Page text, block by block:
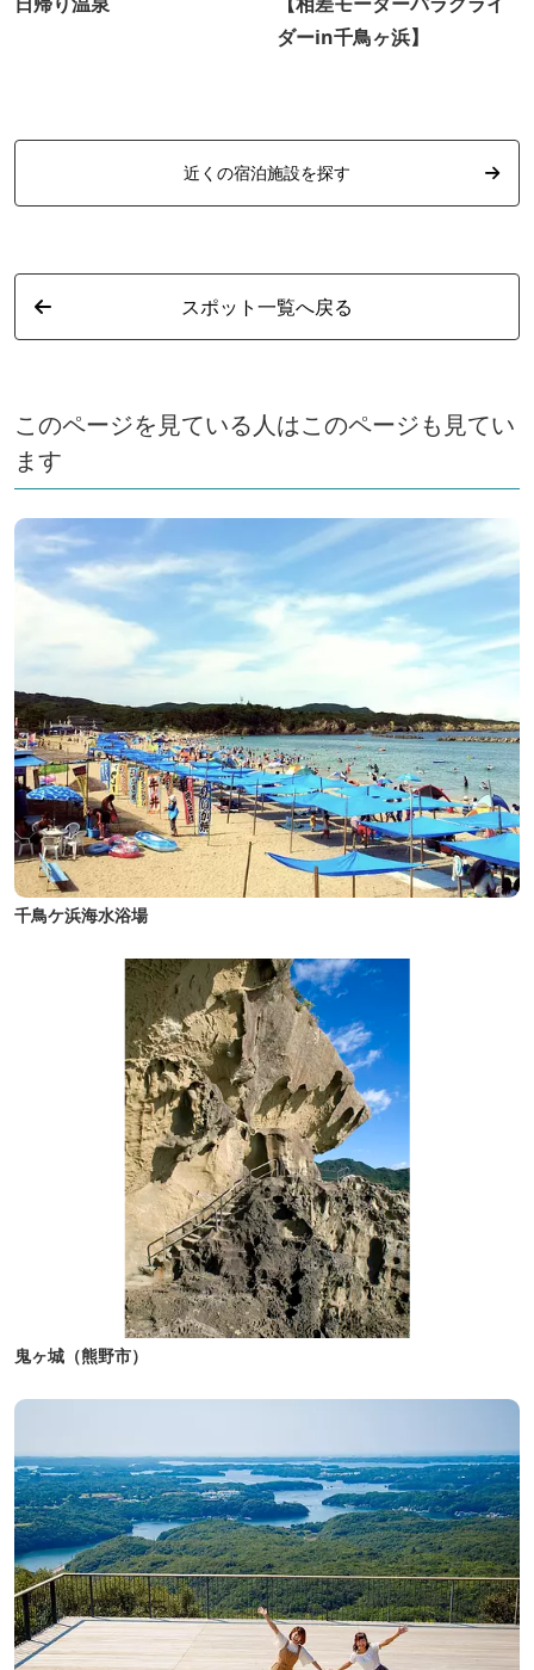
ダーin千鳥ヶ浜】
近くの宿泊施設を探す
スポット一覧へ戻る
このページを見ている人はこのページも見てい
ます
千鳥ケ浜海水浴場
鬼ヶ城（熊野市）